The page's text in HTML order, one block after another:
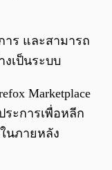
าร และสามารถ
เป็นระบบ
Marketplace
ระการเพื่อหลีก
นภายหลัง